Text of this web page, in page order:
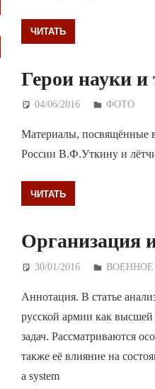
ЧИТАТЬ
Герои науки
04/06/2016 Дежурный
ФОТО
Материалы, посвящённые
России В.Ф.Уткину и
ЧИТАТЬ
Организация
30/01/2016 Дежурный
ВОЕННОЕ
Аннотация. В статье
русской армии как
задач. Рассматриваются
также её влияние на
a system